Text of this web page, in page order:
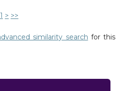
> >>
similarity search for this